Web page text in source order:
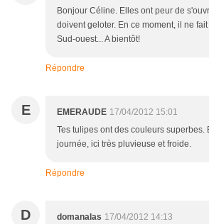
Bonjour Céline. Elles ont peur de
doivent geloter. En ce moment, il ne
Sud-ouest... A bientôt!
Répondre
E EMERAUDE 17/04/2012 15:01
Tes tulipes ont des couleurs superbes.
journée, ici très pluvieuse et froide.
Répondre
D domanalas 17/04/2012 14:13